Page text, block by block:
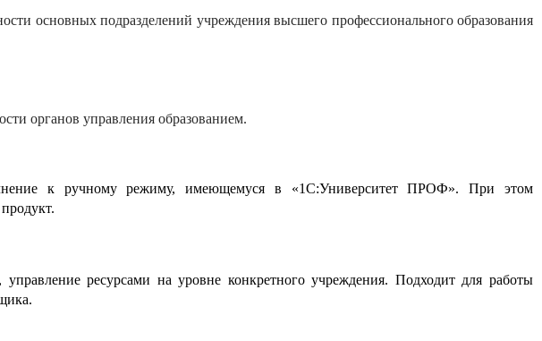
основных подразделений учреждения высшего профессионального образования
органов управления образованием.
к ручному режиму, имеющемуся в «1С:Университет ПРОФ». При этом
ресурсами на уровне конкретного учреждения. Подходит для работы